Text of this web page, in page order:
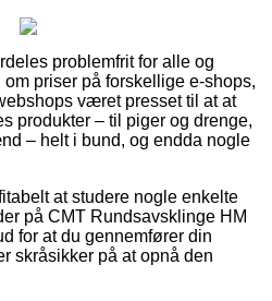
problemfrit for alle og
priser på forskellige e-shops,
været presset til at at
produkter – til piger og drenge,
– helt i bund, og endda nogle
at studere nogle enkelte
på CMT Rundsavsklinge HM
for at du gennemfører din
skråsikker på at opnå den